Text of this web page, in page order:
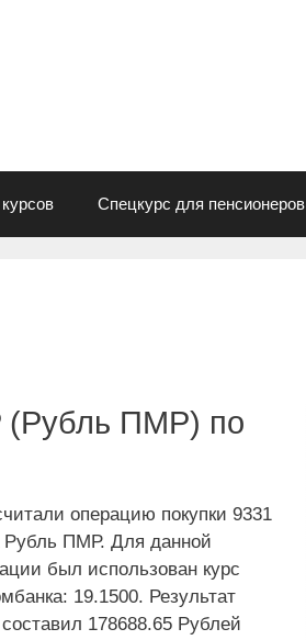
Спецкурс для пенсионеров
(Рубль ПМР) по
операцию покупки 9331
Рубль ПМР. Для данной
был использован курс
19.1500. Результат
178688.65 Рублей